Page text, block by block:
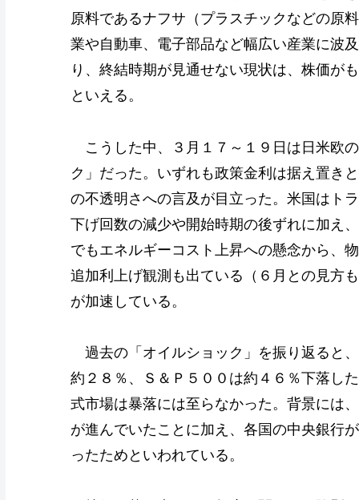
原料であるナフサ（プラスチックなどの原
業や自動車、電子部品など幅広い産業に波
り、終結時期が見通せない現状は、株価が
といえる。
こうした中、３月１７～１９日は日米欧
ク」だった。いずれも政策金利は据え置き
の不透明さへの言及が目立った。米国はト
下げ回数の減少や開始時期の後ずれに加え
でもエネルギーコスト上昇への懸念から、
追加利上げ観測も出ている（６月との見方
が加速している。
過去の「オイルショック」を振り返ると
約２８％、Ｓ＆Ｐ５００は約４６％下落し
式市場は暴落には至らなかった。背景には
が進んでいたことに加え、各国の中央銀行
ったためといわれている。